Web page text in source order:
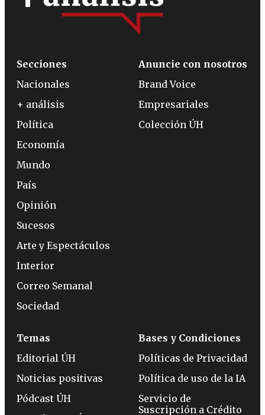
Secciones
Nacionales
+ análisis
Política
Economía
Mundo
País
Opinión
Sucesos
Arte y Espectáculos
Interior
Correo Semanal
Sociedad
Anuncie con nosotros
Brand Voice
Empresariales
Colección ÚH
Temas
Editorial ÚH
Noticias positivas
Pódcast ÚH
Bases y Condiciones
Políticas de Privacidad
Política de uso de la IA
Servicio de
Suscripción a Crédito